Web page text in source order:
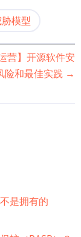
模型
营】开源软件安
险和最佳实践 →
是拥有的